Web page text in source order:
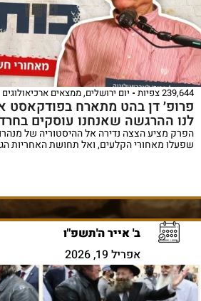
239,644 צפיות יום ירושלים,ממצאים ארכיאולוגים
פרופ׳ דן בהט מתארח בפודקאסט
לנו ההרגשה שאנחנו עוסקים
הפרק מציע הצצה נדירה אל ההיסטוריה של
שפעלו מאחורי הקלעים, ואל תחושת האחריות
ב' אייר ה'תשפ"ו
אפריל 19, 2026